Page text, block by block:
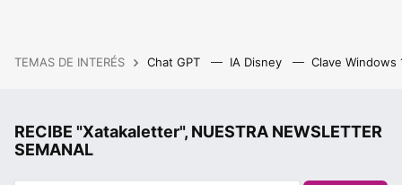
TEMAS DE INTERÉS Chat GPT IA Disney Clave Windows
RECIBE "Xatakaletter", NUESTRA NEWSLETTER
SEMANAL